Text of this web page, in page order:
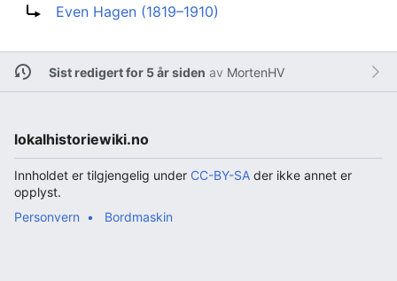
Even Hagen (1819–1910)
Sist redigert for 5 år siden av MortenHV
lokalhistoriewiki.no
Innholdet er tilgjengelig under CC-BY-SA der ikke annet er
opplyst.
Personvern
Bordmaskin